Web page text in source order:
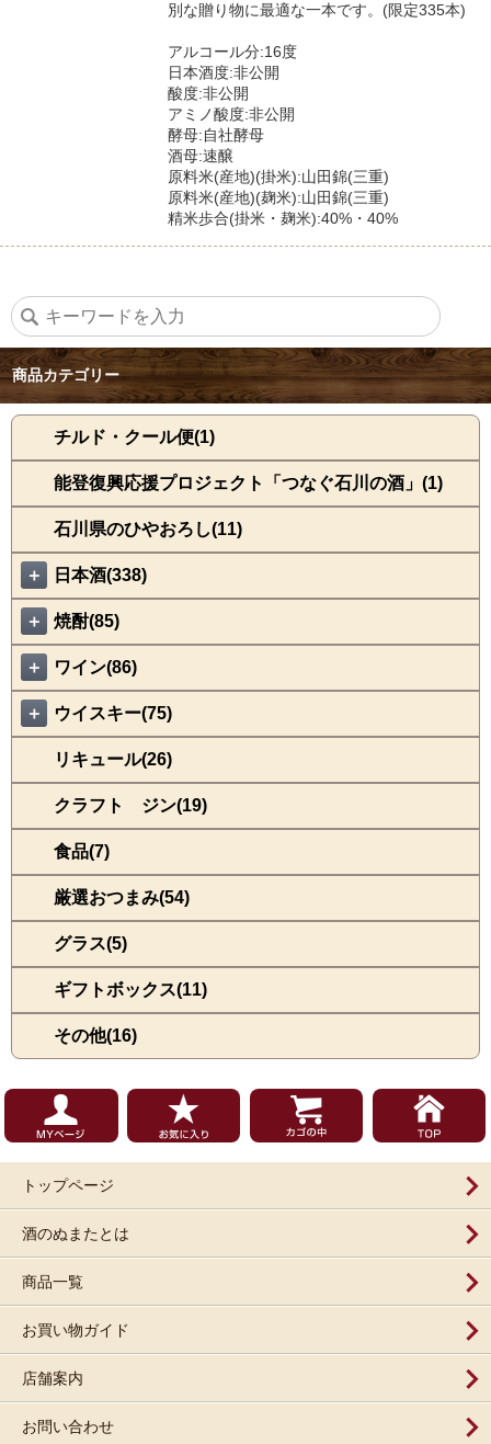
別な贈り物に最適な一本です。(限定335本)
アルコール分:16度
日本酒度:非公開
酸度:非公開
アミノ酸度:非公開
酵母:自社酵母
酒母:速醸
原料米(産地)(掛米):山田錦(三重)
原料米(産地)(麹米):山田錦(三重)
精米歩合(掛米・麹米):40%・40%
商品カテゴリー
チルド・クール便(1)
能登復興応援プロジェクト「つなぐ石川の酒」(1)
石川県のひやおろし(11)
＋ 日本酒(338)
＋ 焼酎(85)
＋ ワイン(86)
＋ ウイスキー(75)
リキュール(26)
クラフト ジン(19)
食品(7)
厳選おつまみ(54)
グラス(5)
ギフトボックス(11)
その他(16)
トップページ
酒のぬまたとは
商品一覧
お買い物ガイド
店舗案内
お問い合わせ